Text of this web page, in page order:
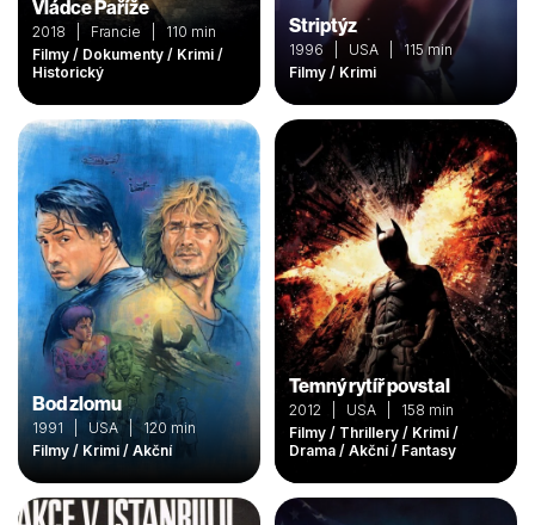
Vládce Paříže
2018 | Francie | 110 min
Filmy / Dokumenty / Krimi /
Historický
Striptýz
1996 | USA | 115 min
Filmy / Krimi
Bod zlomu
1991 | USA | 120 min
Filmy / Krimi / Akční
Temný rytíř povstal
2012 | USA | 158 min
Filmy / Thrillery / Krimi /
Drama / Akční / Fantasy